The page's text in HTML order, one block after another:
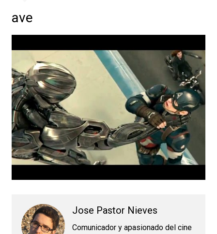
ave
Jose Pastor Nieves
Comunicador y apasionado del cine